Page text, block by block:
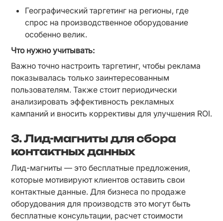
Географический таргетинг на регионы, где
спрос на производственное оборудование
особенно велик.
Что нужно учитывать:
Важно точно настроить таргетинг, чтобы реклама
показывалась только заинтересованным
пользователям. Также стоит периодически
анализировать эффективность рекламных
кампаний и вносить коррективы для улучшения ROI.
3. Лид-магниты для сбора
контактных данных
Лид-магниты — это бесплатные предложения,
которые мотивируют клиентов оставить свои
контактные данные. Для бизнеса по продаже
оборудования для производств это могут быть
бесплатные консультации, расчет стоимости